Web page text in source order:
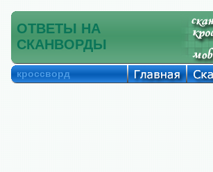
ОТВЕТЫ НА
СКАНВОРДЫ
кроссворд